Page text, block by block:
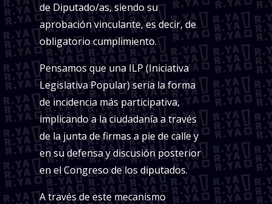
de Diputado/as, siendo su
aprobación vinculante, es decir, de
obligatorio cumplimiento.
Pensamos que una ILP (Iniciativa
Legislativa Popular) sería la forma
de incidencia más participativa,
implicando a la ciudadanía a través
de la junta de firmas a pie de calle y
en su defensa y discusión posterior
en el Congreso de los diputados.
A través de este mecanismo